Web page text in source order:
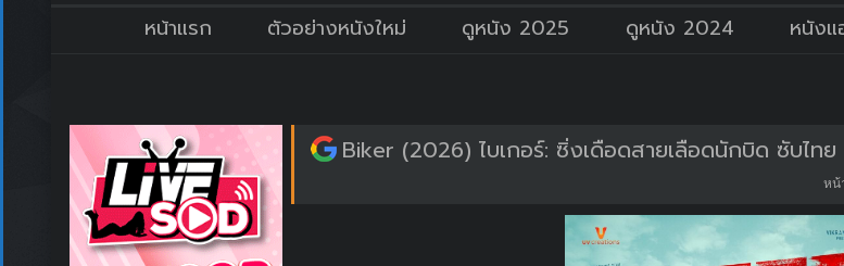
หน้าแรก ตัวอย่างหนังใหม่ ดูหนัง 2025 ดูหนัง 2024 หนังแ
Biker (2026) ไบเกอร์: ซิ่งเดือดสายเลือดนักบิด ซับไทย
หน้